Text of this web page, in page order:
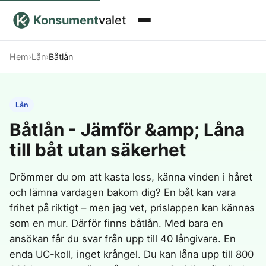
Konsumentvalet
Hem & Kontor
Åkgräsklippare
Bastutält
Bevattningssystem
Elgrill
Gräsklippare
Grästrimmer
Grill
Handgräsklippare
Kamado grill
Batteridriven
lövblås
lövblås
Lövblås
Ogräsbrännare
Poolrobot
Portabel grill
Robotgräsklippare
Uppblåsbar pool
Vedeldad
badtunna
Uppblåsbar
spabad
Utekök
Pergola
Weber grill
5G Router mobilt bredband
Curved skärm
Ergonomisk Mus
Ergonomisk Musmatta
Ergonomiskt Tangentbord
Kylplatta laptop
Laptop
Laserskrivare
Router mobilt bredband
Skrivare
3D-skrivare
Actionkamera
Digitalkamera
Drönare
Gopro kamera
Systemkamera
DIGITALA TJÄNSTER
EL
Elavtal
HOSTING
Webbhotell
Hälsa & Skönhet
SKÖNHETSAPPARATER
Eltandborste
Epilator
IPL hårborttagning
LED Mask
Plattång
SYN
Blåljus glasögon
Färgade linser
Linser
Linsetui
Linspincett
Linsvätska
Fritid & Sport
FRILUFTSLIV
1-manna tält
2-manna tält
3-manna tält
Campingstol
Fiskespö
Kajak
Vandringsryggsäck
Vandringskängor
herr
SÄKERHET & TRANSPORT
Babyskydd
Transport
TRANSPORTMEDEL
Nyheter
Hem›Lån›Båtlån
Lån
Båtlån - Jämför &amp; Låna
till båt utan säkerhet
Drömmer du om att kasta loss, känna vinden i håret
och lämna vardagen bakom dig? En båt kan vara
frihet på riktigt – men jag vet, prislappen kan kännas
som en mur. Därför finns båtlån. Med bara en
ansökan får du svar från upp till 40 långivare. En
enda UC-koll, inget krångel. Du kan låna upp till 800